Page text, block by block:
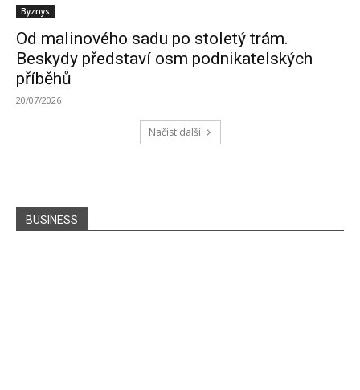
Byznys
Od malinového sadu po stoletý trám.
Beskydy představí osm podnikatelských
příběhů
20/07/2026
Načíst další
BUSINESS